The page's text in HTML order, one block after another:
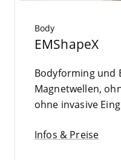
Body
EMShapeX
Body­forming und
Magnet­wel­len,
ohne inva­si­ve
Infos & Preise